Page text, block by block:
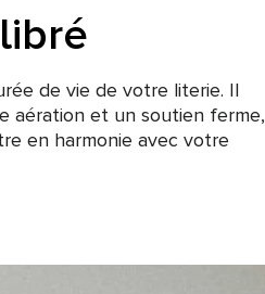
de vie de votre literie. Il
aération et un soutien ferme,
en harmonie avec votre